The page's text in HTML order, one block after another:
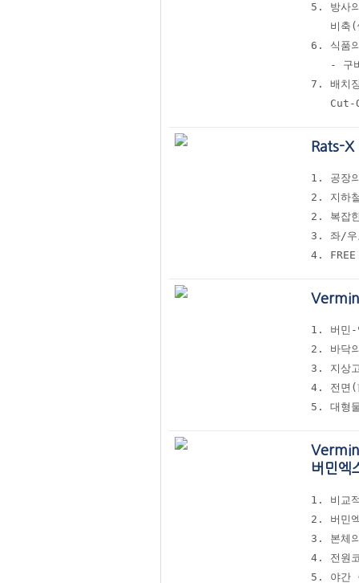
5. 방사
비축(
6. 식품
- 구
7. 배치
Cut-
Rats-X
1. 공장
2. 지하
2. 복잡
3. 좌/우
4. FREE
1. 버민-
2. 바닥
3. 지상
4. 전면(
5. 대형
버민엑
1. 비교
2. 버민
3. 본체
4. 전원